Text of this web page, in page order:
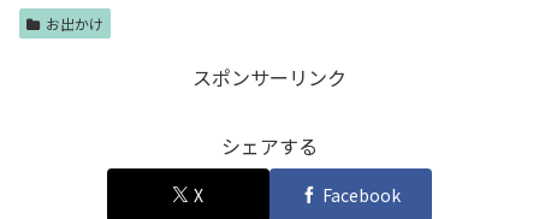
お出かけ
スポンサーリンク
シェアする
X Facebook